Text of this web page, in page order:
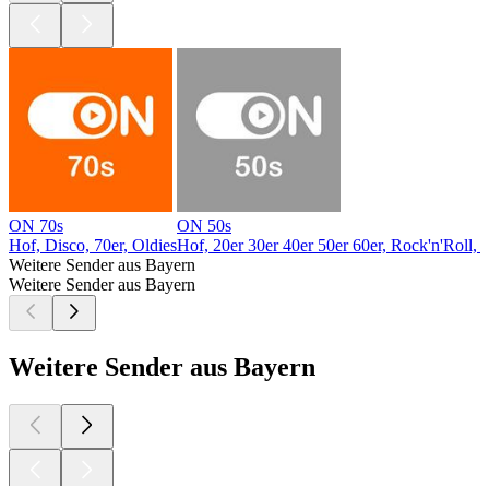
ON 70s
Hof, Disco, 70er, Oldies
ON 50s
Hof, 20er 30er 40er 50er 60er, Rock'n'Roll,
Weitere Sender aus Bayern
Weitere Sender aus Bayern
Weitere Sender aus Bayern